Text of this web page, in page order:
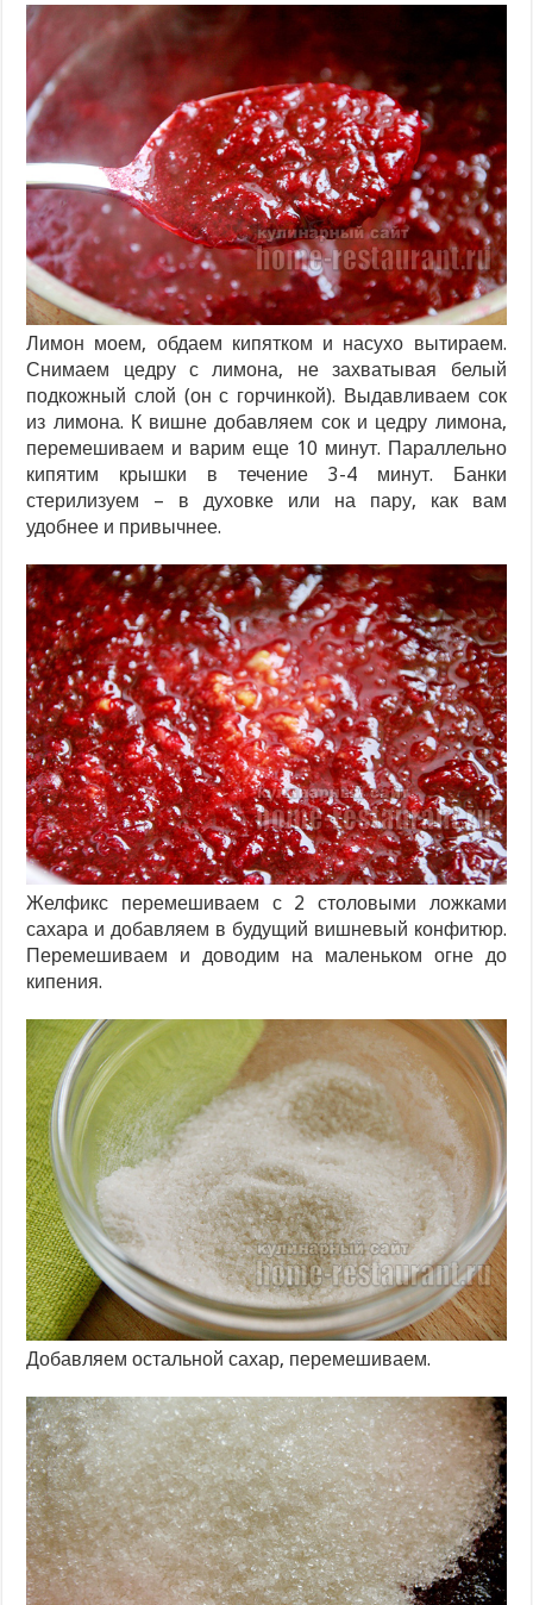
Лимон моем, обдаем кипятком и насухо вытираем.
Снимаем цедру с лимона, не захватывая белый
подкожный слой (он с горчинкой). Выдавливаем сок
из лимона. К вишне добавляем сок и цедру лимона,
перемешиваем и варим еще 10 минут. Параллельно
кипятим крышки в течение 3-4 минут. Банки
стерилизуем – в духовке или на пару, как вам
удобнее и привычнее.
Желфикс перемешиваем с 2 столовыми ложками
сахара и добавляем в будущий вишневый конфитюр.
Перемешиваем и доводим на маленьком огне до
кипения.
Добавляем остальной сахар, перемешиваем.